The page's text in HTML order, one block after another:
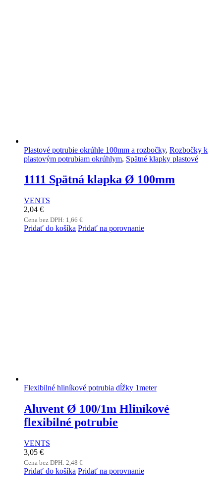
Plastové potrubie okrúhle 100mm a rozbočky, Rozbočky k
plastovým potrubiam okrúhlym, Spätné klapky plastové
1111 Spätná klapka Ø 100mm
VENTS
2,04 €
Cena bez DPH: 1,66 €
Pridať do košíka Pridať na porovnanie
Flexibilné hliníkové potrubia dĺžky 1meter
Aluvent Ø 100/1m Hliníkové
flexibilné potrubie
VENTS
3,05 €
Cena bez DPH: 2,48 €
Pridať do košíka Pridať na porovnanie